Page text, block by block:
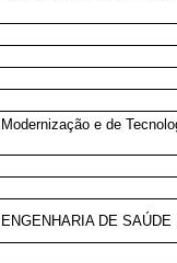
e de
DE SAÚDE